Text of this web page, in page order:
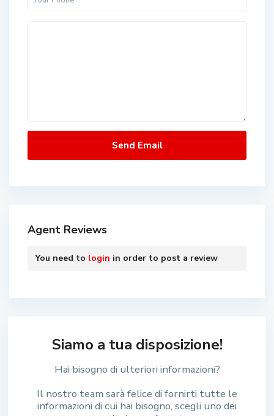
Agent Reviews
You need to login in order to post a review
Siamo a tua disposizione!
Hai bisogno di ulteriori informazioni?
Il nostro team sarà felice di fornirti tutte le
informazioni di cui hai bisogno, scegli uno dei